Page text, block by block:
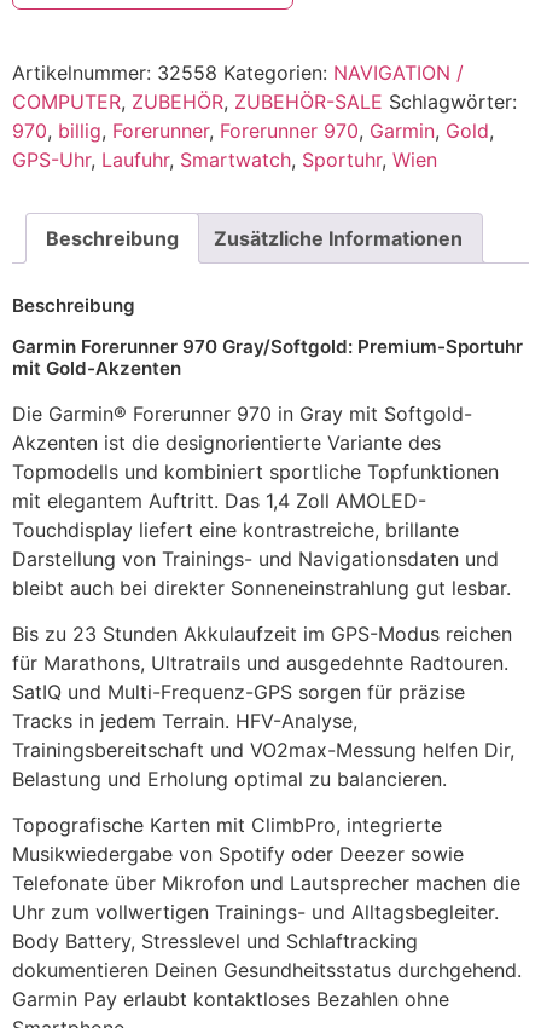
Artikelnummer: 32558 Kategorien: NAVIGATION /
COMPUTER, ZUBEHÖR, ZUBEHÖR-SALE Schlagwörter:
970, billig, Forerunner, Forerunner 970, Garmin, Gold,
GPS-Uhr, Laufuhr, Smartwatch, Sportuhr, Wien
Beschreibung Zusätzliche Informationen
Beschreibung
Garmin Forerunner 970 Gray/Softgold: Premium-Sportuhr
mit Gold-Akzenten
Die Garmin® Forerunner 970 in Gray mit Softgold-
Akzenten ist die designorientierte Variante des
Topmodells und kombiniert sportliche Topfunktionen
mit elegantem Auftritt. Das 1,4 Zoll AMOLED-
Touchdisplay liefert eine kontrastreiche, brillante
Darstellung von Trainings- und Navigationsdaten und
bleibt auch bei direkter Sonneneinstrahlung gut lesbar.
Bis zu 23 Stunden Akkulaufzeit im GPS-Modus reichen
für Marathons, Ultratrails und ausgedehnte Radtouren.
SatIQ und Multi-Frequenz-GPS sorgen für präzise
Tracks in jedem Terrain. HFV-Analyse,
Trainingsbereitschaft und VO2max-Messung helfen Dir,
Belastung und Erholung optimal zu balancieren.
Topografische Karten mit ClimbPro, integrierte
Musikwiedergabe von Spotify oder Deezer sowie
Telefonate über Mikrofon und Lautsprecher machen die
Uhr zum vollwertigen Trainings- und Alltagsbegleiter.
Body Battery, Stresslevel und Schlaftracking
dokumentieren Deinen Gesundheitsstatus durchgehend.
Garmin Pay erlaubt kontaktloses Bezahlen ohne